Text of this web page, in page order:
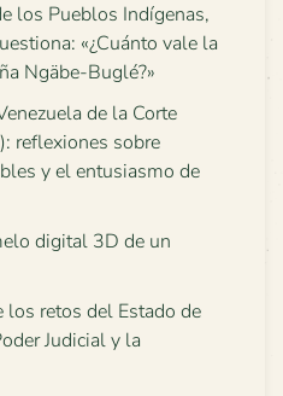
los Pueblos Indígenas,
«¿Cuánto vale la
Ngäbe-Buglé?»
de la Corte
reflexiones sobre
y el entusiasmo de
digital 3D de un
los retos del Estado de
Judicial y la